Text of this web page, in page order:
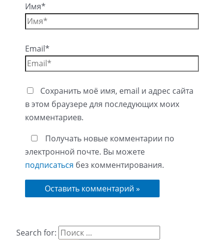
Имя*
Email*
Сохранить моё имя, email и адрес сайта
в этом браузере для последующих моих
комментариев.
Получать новые комментарии по
электронной почте. Вы можете
подписаться без комментирования.
Search for: